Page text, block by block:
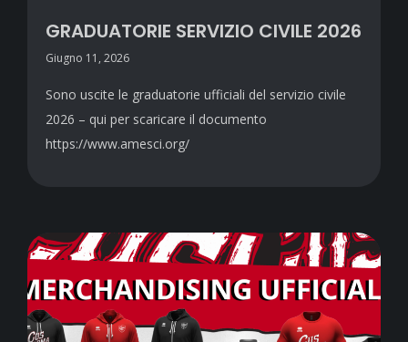
GRADUATORIE SERVIZIO CIVILE 2026
Giugno 11, 2026
Sono uscite le graduatorie ufficiali del servizio civile
2026 – qui per scaricare il documento
https://www.amesci.org/